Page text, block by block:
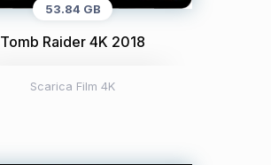
53.84 GB
Tomb Raider 4K 2018
Scarica Film 4K